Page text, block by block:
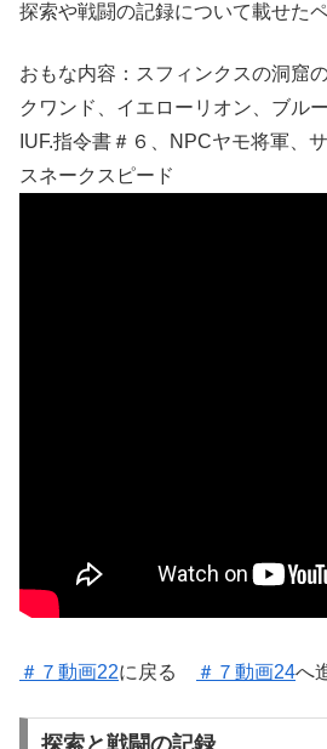
探索や戦闘の記録について載せたペ
おもな内容：スフィンクスの洞窟
クワンド、イエローリオン、ブル
IUF.指令書＃６、NPCヤモ将軍、
スネークスピード
＃７動画22に戻る ＃７動画24へ